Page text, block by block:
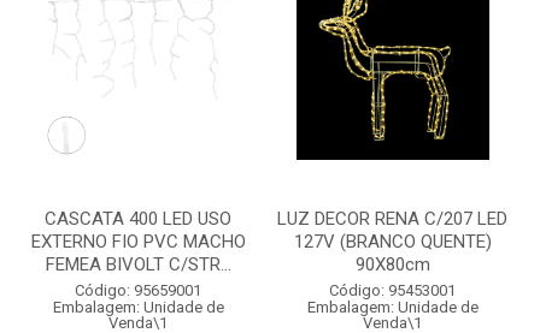
CASCATA 400 LED USO
EXTERNO FIO PVC MACHO
FEMEA BIVOLT C/STR...
Código: 95659001
Embalagem: Unidade de
Venda\1
LUZ DECOR RENA C/207 LED
127V (BRANCO QUENTE)
90X80cm
Código: 95453001
Embalagem: Unidade de
Venda\1